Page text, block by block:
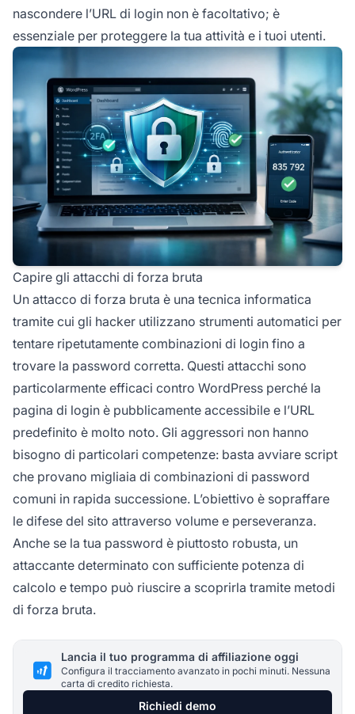
nascondere l’URL di login non è facoltativo; è
essenziale per proteggere la tua attività e i tuoi utenti.
Capire gli attacchi di forza bruta
Un attacco di forza bruta è una tecnica informatica
tramite cui gli hacker utilizzano strumenti automatici per
tentare ripetutamente combinazioni di login fino a
trovare la password corretta. Questi attacchi sono
particolarmente efficaci contro WordPress perché la
pagina di login è pubblicamente accessibile e l’URL
predefinito è molto noto. Gli aggressori non hanno
bisogno di particolari competenze: basta avviare script
che provano migliaia di combinazioni di password
comuni in rapida successione. L’obiettivo è sopraffare
le difese del sito attraverso volume e perseveranza.
Anche se la tua password è piuttosto robusta, un
attaccante determinato con sufficiente potenza di
calcolo e tempo può riuscire a scoprirla tramite metodi
di forza bruta.
Lancia il tuo programma di affiliazione oggi
Configura il tracciamento avanzato in pochi minuti. Nessuna
carta di credito richiesta.
Richiedi demo